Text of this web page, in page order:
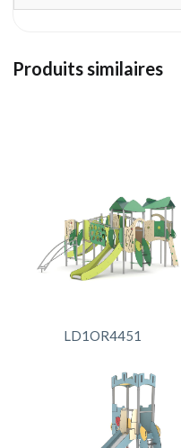
Produits similaires
LD1OR4451